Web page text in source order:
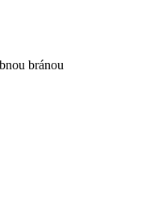
bránou